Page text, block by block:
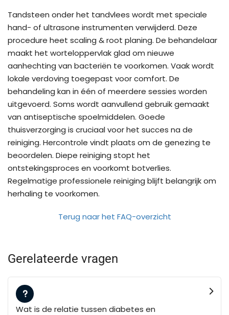
Tandsteen onder het tandvlees wordt met speciale
hand- of ultrasone instrumenten verwijderd. Deze
procedure heet scaling & root planing. De behandelaar
maakt het worteloppervlak glad om nieuwe
aanhechting van bacteriën te voorkomen. Vaak wordt
lokale verdoving toegepast voor comfort. De
behandeling kan in één of meerdere sessies worden
uitgevoerd. Soms wordt aanvullend gebruik gemaakt
van antiseptische spoelmiddelen. Goede
thuisverzorging is cruciaal voor het succes na de
reiniging. Hercontrole vindt plaats om de genezing te
beoordelen. Diepe reiniging stopt het
ontstekingsproces en voorkomt botverlies.
Regelmatige professionele reiniging blijft belangrijk om
herhaling te voorkomen.
Terug naar het FAQ-overzicht
Gerelateerde vragen
Wat is de relatie tussen diabetes en